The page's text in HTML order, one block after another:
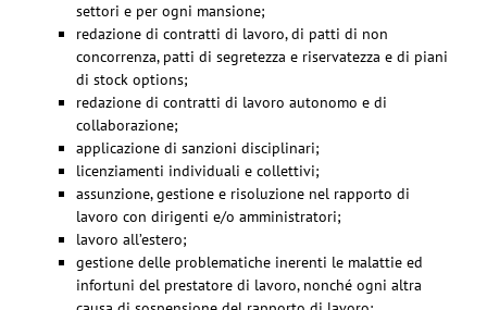
settori e per ogni mansione;
redazione di contratti di lavoro, di patti di non
concorrenza, patti di segretezza e riservatezza e di piani
di stock options;
redazione di contratti di lavoro autonomo e di
collaborazione;
applicazione di sanzioni disciplinari;
licenziamenti individuali e collettivi;
assunzione, gestione e risoluzione nel rapporto di
lavoro con dirigenti e/o amministratori;
lavoro all’estero;
gestione delle problematiche inerenti le malattie ed
infortuni del prestatore di lavoro, nonché ogni altra